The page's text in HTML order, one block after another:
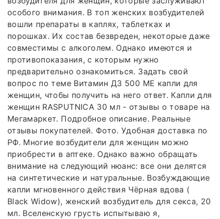
особого внимания. В топ женских возбудителей
вошли препараты в каплях, таблетках и
порошках. Их состав безвреден, некоторые даже
совместимы с алкоголем. Однако имеются и
противопоказания, с которым нужно
предварительно ознакомиться. Задать свой
вопрос по теме Витамин Д3 500 МЕ капли для
женщин, чтобы получить на него ответ. Капли для
женщин RASPUTNICA 30 мл - отзывы о товаре на
Мегамаркет. Подробное описание. Реальные
отзывы покупателей. Фото. Удобная доставка по
РФ. Многие возбудители для женщин можно
приобрести в аптеке. Однако важно обращать
внимание на следующий нюанс: все они делятся
на синтетические и натуральные. Возбуждающие
капли мгновенного действия Чёрная вдова (
Black Widow), женский возбудитель для секса, 20
мл. Вселенскую грусть испытываю я,